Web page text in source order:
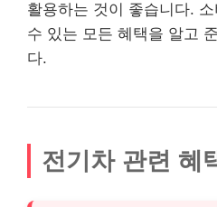
활용하는 것이 좋습니다.
수 있는 모든 혜택을 알고
다.
전기차 관련 혜